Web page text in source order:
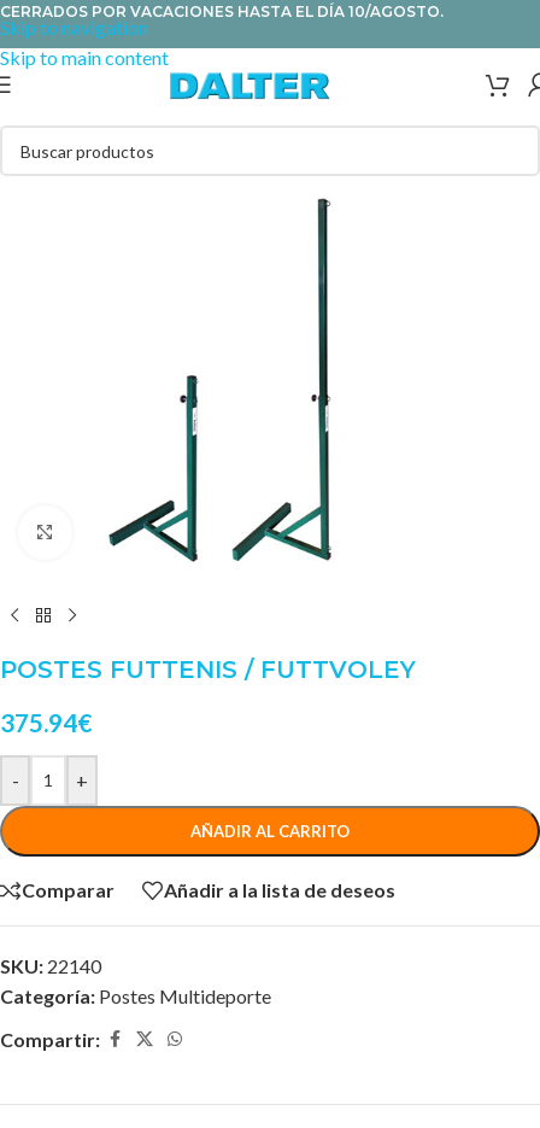
Skip to navigation
Skip to main content
CERRADOS POR VACACIONES HASTA EL DÍA 10/AGOSTO.
Clic para ampliar
POSTES FUTTENIS / FUTTVOLEY
375.94€
- +
AÑADIR AL CARRITO
Comparar Añadir a la lista de deseos
SKU: 22140
Categoría: Postes Multideporte
Compartir: